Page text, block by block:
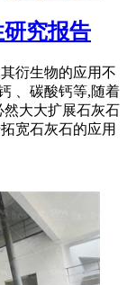
究报告
衍生物的应用不
、碳酸钙等,随着
大大扩展石灰石
宽石灰石的应用